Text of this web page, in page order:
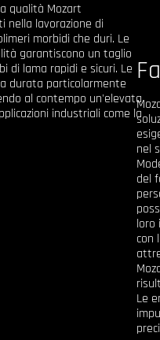
qualità Mozart
nella lavorazione di
morbidi che duri. Le
garantiscono un taglio
di lama rapidi e sicuri. Le
durata particolarmente
al contempo un'elevata
industriali come la
nel
del
loro
con
Le